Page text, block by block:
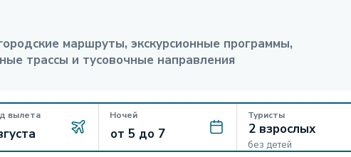
маршруты, экскурсионные программы,
трассы и тусовочные направления
вылета Ночей Туристы
без детей